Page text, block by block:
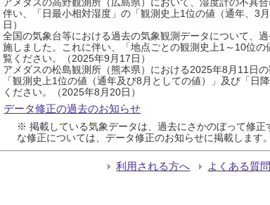
伴い、「日最小相対湿度」の「観測史上1位の値（通年、3
日）
全国の気象台等における過去の気象観測データについて、
施しました。これに伴い、「地点ごとの観測史上1～10位
覧ください。（2025年9月17日）
アメダスの松島観測所（熊本県）における2025年8月11日
「観測史上1位の値（通年及び8月としての値）」及び「
ください。（2025年8月20日）
データ修正の過去のお知らせ
※ 掲載している気象データは、過去にさかのぼって修
な修正については、データ修正のお知らせに掲載します。
利用される方へ よくある質